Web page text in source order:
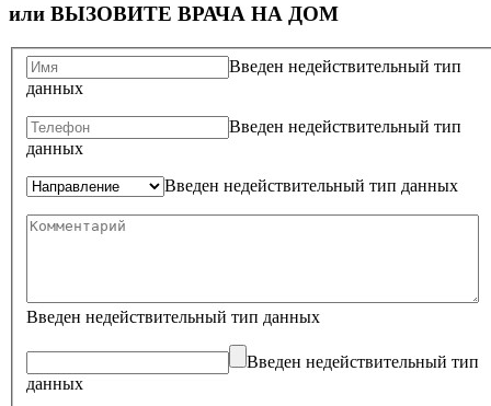
или ВЫЗОВИТЕ ВРАЧА НА ДОМ
Введен недействительный тип
данных
Введен недействительный тип
данных
Введен недействительный тип данных
Введен недействительный тип данных
Введен недействительный тип
данных